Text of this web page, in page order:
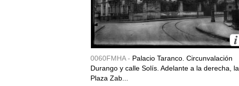
0060FMHA - Palacio Taranco. Circunvalación
Durango y calle Solís. Adelante a la derecha, la
Plaza Zab...